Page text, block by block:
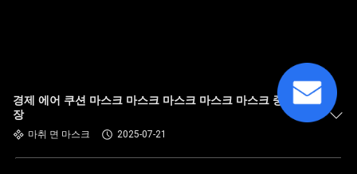
경제 에어 쿠션 마스크 마스크 마스크 마스크 마스크 중국 시
장
마취 면 마스크 2025-07-21